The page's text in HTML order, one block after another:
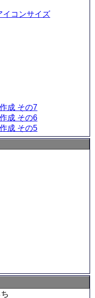
イコンサイズ
成 その7
成 その6
成 その5